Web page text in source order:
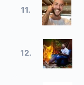
11.
12.